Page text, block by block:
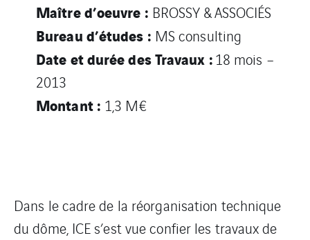
Maître d’oeuvre : BROSSY & ASSOCIÉS
Bureau d’études : MS consulting
Date et durée des Travaux :18 mois –
2013
Montant : 1,3 M€
Dans le cadre de la réorganisation technique
du dôme, ICE s’est vue confier les travaux de